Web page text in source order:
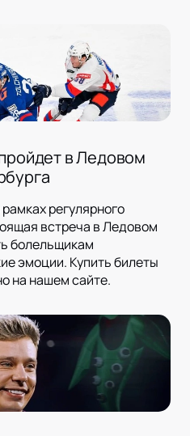
в Ледовом
регулярного
встреча в Ледовом
болельщикам
эмоции. Купить билеты
на нашем сайте.